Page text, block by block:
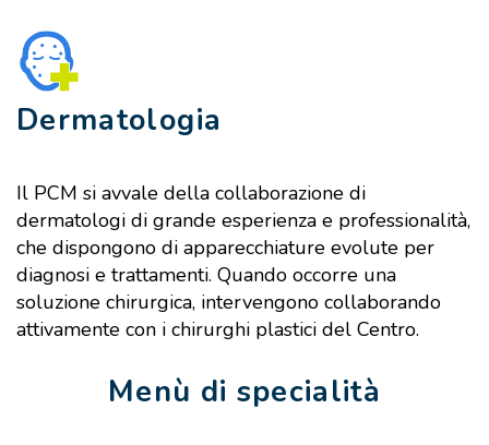
Dermatologia
Il PCM si avvale della collaborazione di
dermatologi di grande esperienza e professionalità,
che dispongono di apparecchiature evolute per
diagnosi e trattamenti. Quando occorre una
soluzione chirurgica, intervengono collaborando
attivamente con i chirurghi plastici del Centro.
Menù di specialità